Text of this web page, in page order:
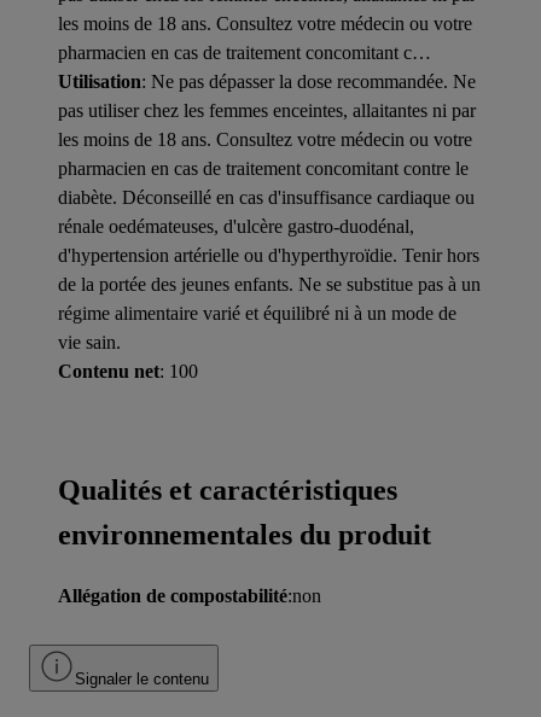
les moins de 18 ans. Consultez votre médecin ou votre
pharmacien en cas de traitement concomitant c…
Utilisation: Ne pas dépasser la dose recommandée. Ne
pas utiliser chez les femmes enceintes, allaitantes ni par
les moins de 18 ans. Consultez votre médecin ou votre
pharmacien en cas de traitement concomitant contre le
diabète. Déconseillé en cas d'insuffisance cardiaque ou
rénale oedémateuses, d'ulcère gastro-duodénal,
d'hypertension artérielle ou d'hyperthyroïdie. Tenir hors
de la portée des jeunes enfants. Ne se substitue pas à un
régime alimentaire varié et équilibré ni à un mode de
vie sain.
Contenu net: 100
Qualités et caractéristiques
environnementales du produit
Allégation de compostabilité:non
Signaler le contenu